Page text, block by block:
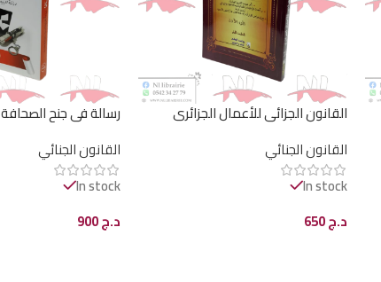
القانون الجزائي للأعمال الجزائري
القانون الجنائي
In stock
د.ج
رسالة في جنح الصحافة
القانون الجنائي
In stock
د.ج900